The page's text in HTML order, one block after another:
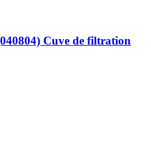
Cuve de filtration